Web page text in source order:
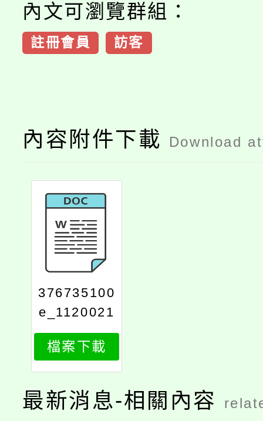
內文可瀏覽群組：
註冊會員 訪客
內容附件下載 Download
376735100
e_1120021
745_attach
1
檔案下載
最新消息-相關內容